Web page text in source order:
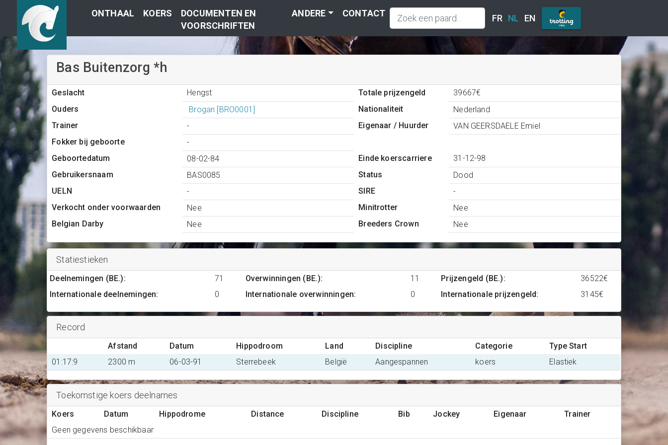
ONTHAAL KOERS
DOCUMENTEN EN
VOORSCHRIFTEN
ANDERE CONTACT FR NL EN
Bas Buitenzorg *h
Geslacht Hengst Totale prijzengeld
39667€
Ouders
Brogan [BRO0001] Nationaliteit
Nederland
Trainer
- Eigenaar / Huurder
VAN GEERSDAELE Emiel
Fokker bij geboorte
-
Geboortedatum
08-02-84 Einde koerscarriere
31-12-98
Gebruikersnaam
BAS0085 Status
Dood
UELN
- SIRE
-
Verkocht onder voorwaarden
Nee Minitrotter
Nee
Belgian Darby
Nee Breeders Crown Nee
Statiestieken
Deelnemingen (BE.):
71
Internationale deelnemingen: 0
Overwinningen (BE.):
11
Internationale overwinningen: 0
Prijzengeld (BE.):
36522€
Internationale prijzengeld: 3145€
Record
Afstand Datum Hippodroom Land Discipline Categorie
Type Start
01:17:9
2300 m 06-03-91 Sterrebeek België Aangespannen koers Elastiek
Toekomstige koers deelnames
Koers Datum Hippodrome Distance Discipline Bib Jockey Eigenaar
Trainer
Geen gegevens beschikbaar